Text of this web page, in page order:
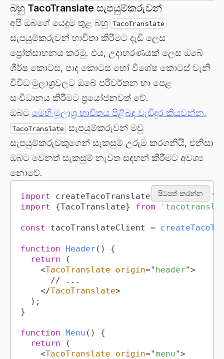
බහු TacoTranslate සැපයුම්කරුවන්
අපි ඔබගේ යෙදුම තුළ බහු TacoTranslate
සැපයුම්කරුවන් භාවිතා කිරීමට දැඩි ලෙස
ප්‍රෝත්සාහනය කරමු. එය, උදාහරණයක් ලෙස ඔබේ
ශීර්ෂ කොටස, පාද කොටස හෝ විශේෂ කොටස් වැනි
විවිධ මුලාශ්‍රවලට ඔබේ පරිවර්තන හා පෙළ
සංවිධානය කිරීමට ප්‍රයෝජනවත් වේ.
ඔබට මෙහි මූලාශ්‍ර භාවිතය පිළිබඳ වැඩිදුර කියවන්න.
TacoTranslate සැපයුම්කරුවන් මවු
සැපයුම්කරුවකුගෙන් සැකසුම් උරුම කරගනියි, එනිසා
ඔබට වෙනත් සැකසුම් නැවත සඳහන් කිරීමට අවශ්‍ය
නොවේ.
පිටපත් කරන්න
import createTacoTranslateClient from
import
{TacoTranslate} from
const tacoTranslateClient =
function Header ( )
{
return
(
<TacoTranslate origin=" header">
</TacoTranslate>
) ;
}
function Menu ( )
{
return
(
<TacoTranslate origin="menu">